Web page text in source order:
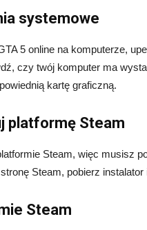
systemowe
5 online na komputerze,
czy twój komputer ma
kartę graficzną.
platformę Steam
Steam, więc musisz
Steam, pobierz
Steam